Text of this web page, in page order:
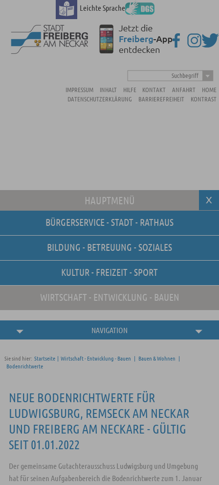
Leichte Sprache
Suchbegriff
IMPRESSUM
INHALT HILFE KONTAKT ANFAHRT
HOME
DATENSCHUTZERKLÄRUNG
BARRIEREFREIHEIT KONTRAST
HAUPTMENÜ
BÜRGERSERVICE - STADT - RATHAUS
BILDUNG - BETREUUNG - SOZIALES
KULTUR - FREIZEIT - SPORT
WIRTSCHAFT - ENTWICKLUNG - BAUEN
Unsere Stellenangebote
Online-Terminvereinbarung
Amtliche
Bekanntmachungen
NAVIGATION
Sie sind hier: Startseite | Wirtschaft - Entwicklung - Bauen | Bauen & Wohnen |
Bodenrichtwerte
NEUE BODENRICHTWERTE FÜR
LUDWIGSBURG, REMSECK AM NECKAR
UND FREIBERG AM NECKARE - GÜLTIG
SEIT 01.01.2022
Der gemeinsame Gutachterausschuss Ludwigsburg und Umgebung
hat für seinen Aufgabenbereich die Bodenrichtwerte zum 1. Januar